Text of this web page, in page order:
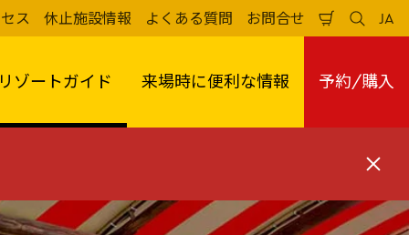
ス 休止施設情報 よくある質問 お問合せ
い
か
ご
検
索
る
JA
日
本
ゾートガイド 来場時に便利な情報 予約/購入
閉
る